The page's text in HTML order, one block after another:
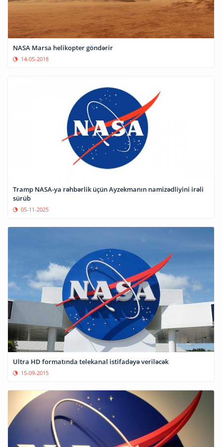
NASA Marsa helikopter göndərir
14-05-2018
Tramp NASA-ya rəhbərlik üçün Ayzekmanın namizədliyini irəli
sürüb
05-11-2025
Ultra HD formatında telekanal istifadəyə veriləcək
15-09-2015